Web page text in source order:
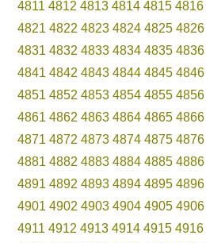
4811 4812 4813 4814 4815 4816
4821 4822 4823 4824 4825 4826
4831 4832 4833 4834 4835 4836
4841 4842 4843 4844 4845 4846
4851 4852 4853 4854 4855 4856
4861 4862 4863 4864 4865 4866
4871 4872 4873 4874 4875 4876
4881 4882 4883 4884 4885 4886
4891 4892 4893 4894 4895 4896
4901 4902 4903 4904 4905 4906
4911 4912 4913 4914 4915 4916